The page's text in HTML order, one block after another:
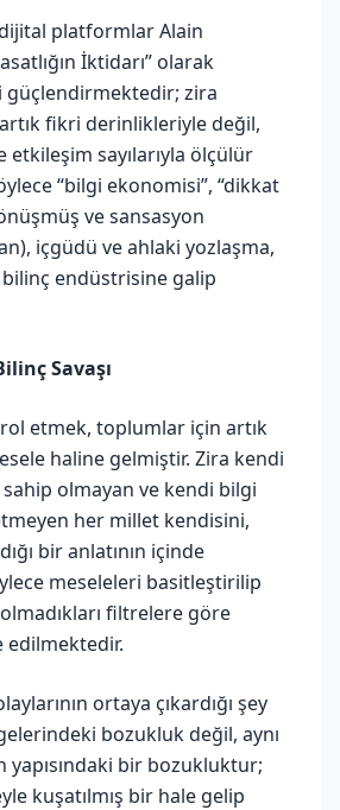
platformlar Alain
İktidarı” olarak
güçlendirmektedir; zira
fikri derinlikleriyle değil,
etkileşim sayılarıyla ölçülür
“bilgi ekonomisi”, “dikkat
ve sansasyon
içgüdü ve ahlaki yozlaşma,
endüstrisine galip
Savaşı
etmek, toplumlar için artık
haline gelmiştir. Zira kendi
olmayan ve kendi bilgi
her millet kendisini,
bir anlatının içinde
meseleleri basitleştirilip
filtrelere göre
ortaya çıkardığı şey
bozukluk değil, aynı
yapısındaki bir bozukluktur;
kuşatılmış bir hale gelip